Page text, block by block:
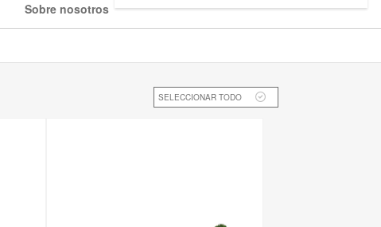
Sobre nosotros
SELECCIONAR TODO